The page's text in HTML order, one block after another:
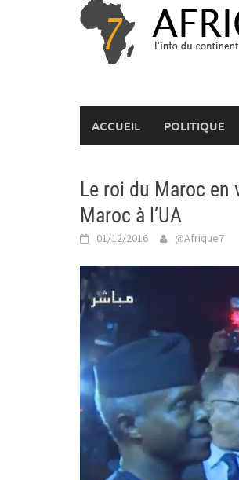
ACCUEIL POLITIQUE
Le roi du Maroc
Maroc à l’UA
01/12/2016 @Afrique7